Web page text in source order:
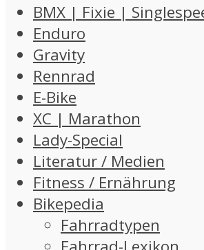
BMX | Fixie |
Enduro
Gravity
Rennrad
E-Bike
XC | Marathon
Lady-Special
Literatur / Medien
Fitness / Ernährung
Bikepedia
Fahrradtypen